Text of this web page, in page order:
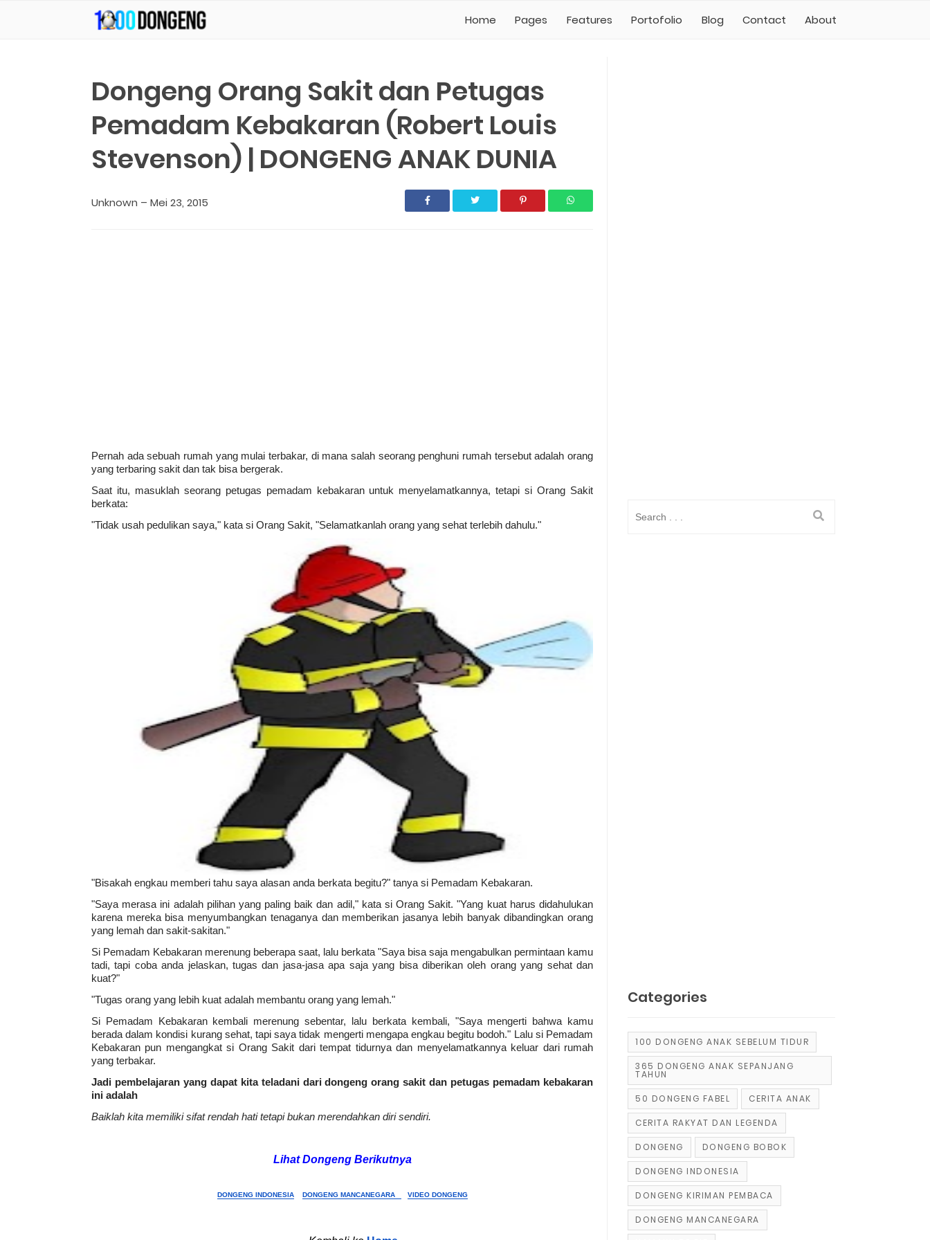
KUMPULAN CERITA ANAK Dan DONGENG ANAK DUNIA
Dongeng Orang Sakit dan Petugas
Pemadam Kebakaran (Robert Louis
Stevenson) | DONGENG ANAK DUNIA
Unknown – Mei 23, 2015
Pernah ada sebuah rumah yang mulai terbakar, di mana salah seorang penghuni rumah tersebut adalah orang
yang terbaring sakit dan tak bisa bergerak.
Saat itu, masuklah seorang petugas pemadam kebakaran untuk menyelamatkannya, tetapi si Orang Sakit
berkata:
"Tidak usah pedulikan saya," kata si Orang Sakit, "Selamatkanlah orang yang sehat terlebih dahulu."
"Bisakah engkau memberi tahu saya alasan anda berkata begitu?" tanya si Pemadam Kebakaran.
"Saya merasa ini adalah pilihan yang paling baik dan adil," kata si Orang Sakit. "Yang kuat harus didahulukan
karena mereka bisa menyumbangkan tenaganya dan memberikan jasanya lebih banyak dibandingkan orang
yang lemah dan sakit-sakitan."
Si Pemadam Kebakaran merenung beberapa saat, lalu berkata "Saya bisa saja mengabulkan permintaan kamu
tadi, tapi coba anda jelaskan, tugas dan jasa-jasa apa saja yang bisa diberikan oleh orang yang sehat dan
kuat?"
"Tugas orang yang lebih kuat adalah membantu orang yang lemah."
Si Pemadam Kebakaran kembali merenung sebentar, lalu berkata kembali, "Saya mengerti bahwa kamu
berada dalam kondisi kurang sehat, tapi saya tidak mengerti mengapa engkau begitu bodoh." Lalu si Pemadam
Kebakaran pun mengangkat si Orang Sakit dari tempat tidurnya dan menyelamatkannya keluar dari rumah
yang terbakar.
Jadi pembelajaran yang dapat kita teladani dari dongeng orang sakit dan petugas pemadam kebakaran
ini adalah
Baiklah kita memiliki sifat rendah hati tetapi bukan merendahkan diri sendiri.
Lihat Dongeng Berikutnya
DONGENG INDONESIA DONGENG MANCANEGARA VIDEO DONGENG
Categories
100 DONGENG ANAK SEBELUM TIDUR
365 DONGENG ANAK SEPANJANG
TAHUN
50 DONGENG FABEL CERITA ANAK
CERITA RAKYAT DAN LEGENDA
DONGENG DONGENG BOBOK
DONGENG INDONESIA
DONGENG KIRIMAN PEMBACA
DONGENG MANCANEGARA
Home Pages Features Portofolio Blog Contact About